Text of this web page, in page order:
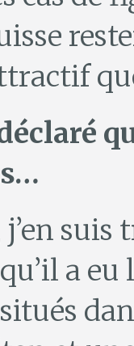
suis
a eu